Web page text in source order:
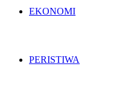
EKONOMI
PERISTIWA